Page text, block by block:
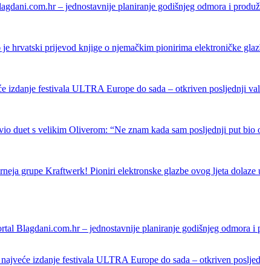
– jednostavnije planiranje godišnjeg odmora i
hrvatski prijevod knjige o njemačkim pionirima elektroničke
izdanje festivala ULTRA Europe do sada – otkriven posljednji
duet s velikim Oliverom: “Ne znam kada sam posljednji put bio
grupe Kraftwerk! Pioniri elektronske glazbe ovog ljeta dolaze
Blagdani.com.hr – jednostavnije planiranje godišnjeg odmora i
izdanje festivala ULTRA Europe do sada – otkriven